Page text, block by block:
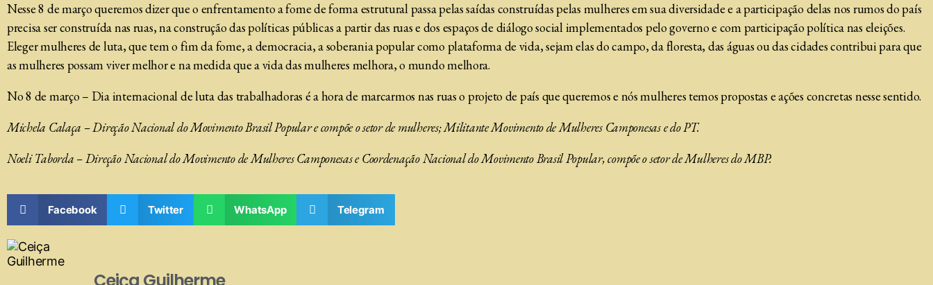
Nesse 8 de março queremos dizer que o enfrentamento a fome de forma estrutural passa pelas saídas construídas pelas mulheres em sua diversidade e a participação delas nos rumos do país
precisa ser construída nas ruas, na construção das políticas públicas a partir das ruas e dos espaços de diálogo social implementados pelo governo e com participação política nas eleições.
Eleger mulheres de luta, que tem o fim da fome, a democracia, a soberania popular como plataforma de vida, sejam elas do campo, da floresta, das águas ou das cidades contribui para que
as mulheres possam viver melhor e na medida que a vida das mulheres melhora, o mundo melhora.
No 8 de março – Dia internacional de luta das trabalhadoras é a hora de marcarmos nas ruas o projeto de país que queremos e nós mulheres temos propostas e ações concretas nesse sentido.
Michela Calaça – Direção Nacional do Movimento Brasil Popular e compõe o setor de mulheres; Militante Movimento de Mulheres Camponesas e do PT.
Noeli Taborda – Direção Nacional do Movimento de Mulheres Camponesas e Coordenação Nacional do Movimento Brasil Popular, compõe o setor de Mulheres do MBP.
Facebook Twitter WhatsApp Telegram